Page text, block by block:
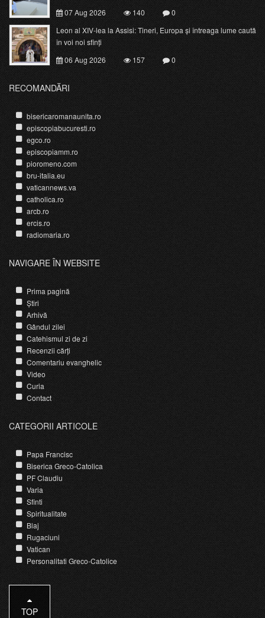
07 Aug 2026
140
0
Leon al XIV-lea la Assisi: Tineri, Europa și întreaga lume caută
în voi noi sfinți
06 Aug 2026
157 0
RECOMANDĂRI
bisericaromanaunita.ro
episcopiabucuresti.ro
egco.ro
episcopiamm.ro
pioromeno.com
bru-italia.eu
vaticannews.va
catholica.ro
arcb.ro
ercis.ro
radiomaria.ro
NAVIGARE ÎN WEBSITE
Prima pagină
Știri
Arhivă
Gândul zilei
Catehismul zi de zi
Recenzii cărți
Comentariu evanghelic
Video
Curia
Contact
CATEGORII ARTICOLE
Papa Francisc
Biserica Greco-Catolica
PF Claudiu
Varia
Sfinti
Spiritualitate
Blaj
Rugaciuni
Vatican
Personalitati Greco-Catolice
TOP